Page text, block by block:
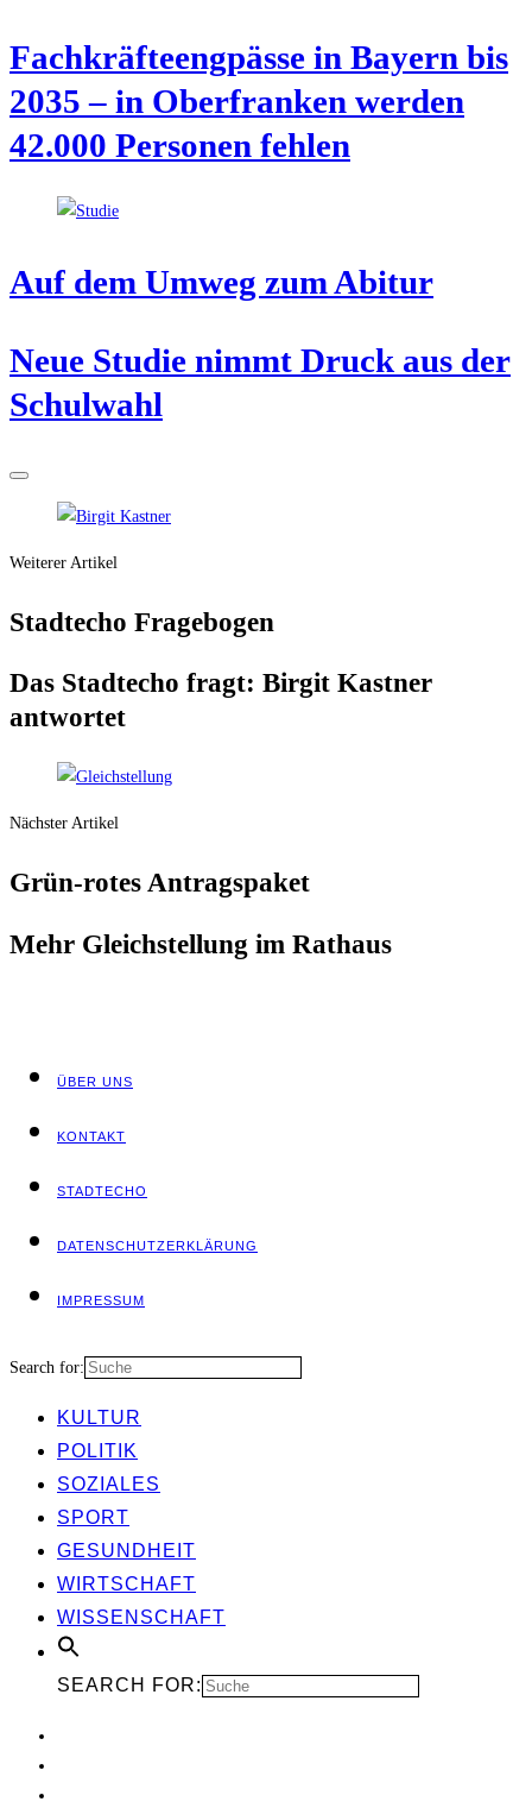
Fach­kräf­te­eng­päs­se in Bay­ern bis
2035 – in Ober­fran­ken wer­den
42.000 Per­so­nen fehlen
Auf dem Umweg zum Abitur
Neue Stu­die nimmt Druck aus der
Schulwahl
Weiterer Artikel
Stadt­echo Fragebogen
Das Stadt­echo fragt: Bir­git Kast­ner
antwortet
Nächster Artikel
Grün-rotes Antrags­pa­ket
Mehr Gleich­stel­lung im Rathaus
ÜBER UNS
KON­TAKT
STADT­ECHO
DATEN­SCHUTZ­ER­KLÄ­RUNG
IMPRES­SUM
Search for:
KUL­TUR
POLI­TIK
SOZIA­LES
SPORT
GESUND­HEIT
WIRT­SCHAFT
WIS­SEN­SCHAFT
SEARCH FOR: